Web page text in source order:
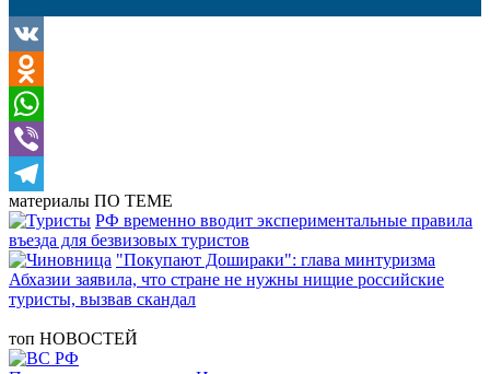
VK
Odnoklassniki
WhatsApp
Viber
Telegram
материалы ПО ТЕМЕ
РФ временно вводит экспериментальные правила
въезда для безвизовых туристов
"Покупают Дошираки": глава минтуризма
Абхазии заявила, что стране не нужны нищие российские
туристы, вызвав скандал
топ НОВОСТЕЙ